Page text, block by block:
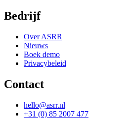
Bedrijf
Over ASRR
Nieuws
Boek demo
Privacybeleid
Contact
hello@asrr.nl
+31 (0) 85 2007 477